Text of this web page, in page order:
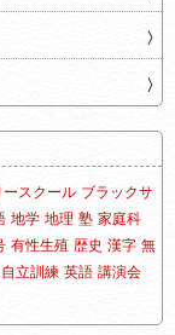
ースクール ブラックサ
地学 地理 塾 家庭科
有性生殖 歴史 漢字 無
自立訓練 英語 講演会